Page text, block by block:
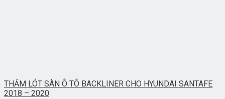
THẢM LÓT SÀN Ô TÔ BACKLINER CHO HYUNDAI SANTAFE
2018 – 2020